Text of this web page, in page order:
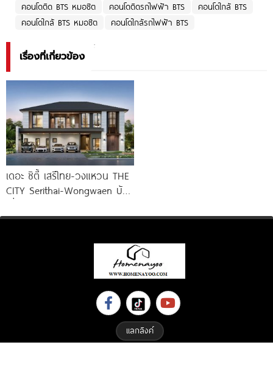
คอนโดติด BTS หมอชิต
คอนโดติดรถไฟฟ้า BTS
คอนโดใกล้ BTS
คอนโดใกล้ BTS หมอชิต
คอนโดใกล้รถไฟฟ้า BTS
เรื่องที่เกี่ยวข้อง
เดอะ ซิตี้ เสรีไทย-วงแหวน THE
CITY Serithai-Wongwaen บ้าน
แลกลิงค์